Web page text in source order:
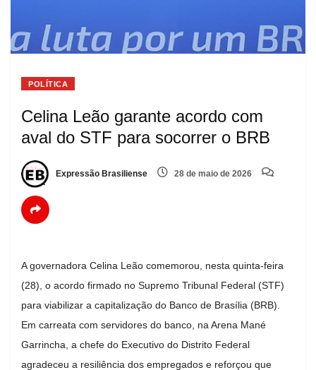
POLÍTICA
Celina Leão garante acordo com
aval do STF para socorrer o BRB
Expressão Brasiliense 28 de maio de 2026
A governadora Celina Leão comemorou, nesta quinta-feira
(28), o acordo firmado no Supremo Tribunal Federal (STF)
para viabilizar a capitalização do Banco de Brasília (BRB).
Em carreata com servidores do banco, na Arena Mané
Garrincha, a chefe do Executivo do Distrito Federal
agradeceu a resiliência dos empregados e reforçou que